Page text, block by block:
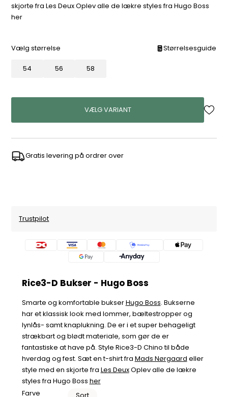
skjorte fra Les Deux Oplev alle de lækre styles fra Hugo Boss
her
Vælg størrelse Størrelsesguide
54 56 58
VÆLG VARIANT
Gratis levering på ordrer over
Trustpilot
Rice3-D Bukser - Hugo Boss
Smarte og komfortable bukserHugo Boss. Bukserne
har et klassisk look med lommer, bæltestropper og
lynlås- samt knaplukning. De er i et super behageligt
strækbart og blødt materiale, som gør de er
fantastiske at have på. Style Rice3-D Chino til både
hverdag og fest. Sæt en t-shirt fra Mads Nørgaard eller
style med en skjorte fra Les DeuxOplev alle de lækre
styles fra Hugo Boss her
Farve
Sort